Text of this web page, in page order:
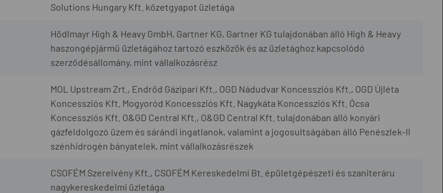
Solutions Hungary Kft. kőzetgyapot üzletága
Hödlmayr High & Heavy GmbH, Gartner KG, Gartner KG tulajdonában álló High & Heavy
haszongépjármű üzletágához tartozó eszközök és az üzletághoz kapcsolódó
szerződésállomány, mint vállalkozásrész
MOL Upstream Zrt., Endrőd Gázipari Kft., OGD Nádudvar Koncessziós Kft., OGD Újléta
Koncessziós Kft. Mogyoród Koncessziós Kft. Nagykáta Koncessziós Kft. Ócsa
Koncessziós Kft. O&GD Central Kft., O&GD Central Kft. tulajdonában álló konyári
gázfeldolgozó üzem és sárándi ingatlanok, valamint a jogosultságában álló Penészlek-II
szénhidrogén bányatelek, mint vállalkozásrészek
CSOFÉM Szerelvény Kft., CSOFÉM Kereskedelmi Bt. épületgépészeti és szaniteráru
nagykereskedelmi üzletága